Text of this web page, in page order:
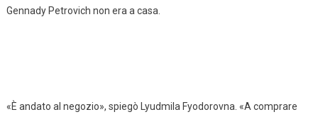
Gennady Petrovich non era a casa.
«È andato al negozio», spiegò Lyudmila Fyodorovna. «A comprare